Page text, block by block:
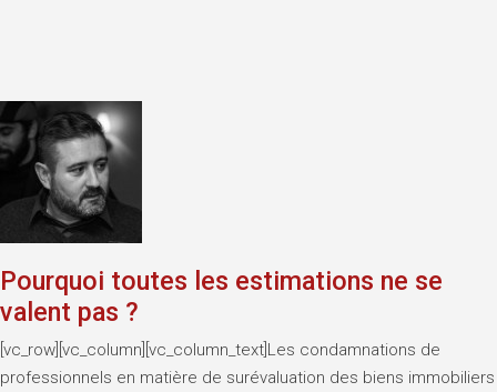
Pourquoi toutes les estimations ne se
valent pas ?
[vc_row][vc_column][vc_column_text]Les condamnations de
professionnels en matière de surévaluation des biens immobiliers